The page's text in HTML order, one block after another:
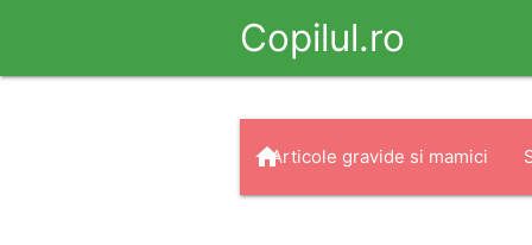
Copilul.ro
homeArticole gravide si mamici